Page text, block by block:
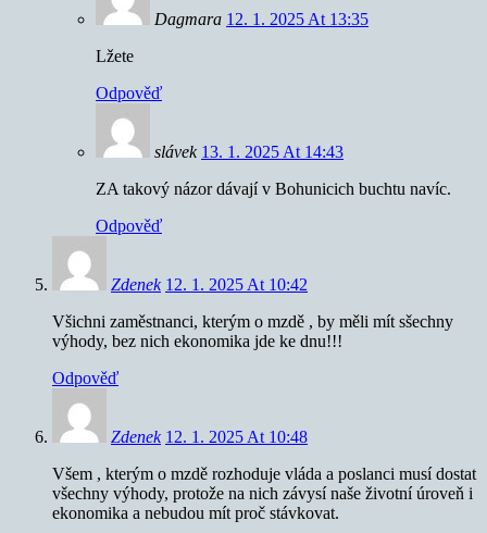
Dagmara 12. 1. 2025 At 13:35
Lžete
Odpověď
slávek 13. 1. 2025 At 14:43
ZA takový názor dávají v Bohunicich buchtu navíc.
Odpověď
Zdenek 12. 1. 2025 At 10:42
Všichni zaměstnanci, kterým o mzdě , by měli mít sšechny
výhody, bez nich ekonomika jde ke dnu!!!
Odpověď
Zdenek 12. 1. 2025 At 10:48
Všem , kterým o mzdě rozhoduje vláda a poslanci musí dostat
všechny výhody, protože na nich závysí naše životní úroveň i
ekonomika a nebudou mít proč stávkovat.